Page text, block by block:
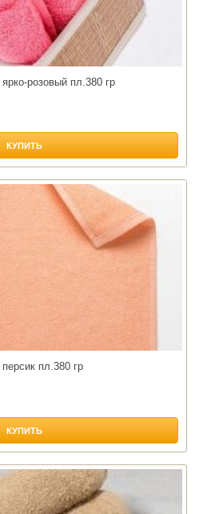
розовый пл.380 гр
КУПИТЬ
пл.380 гр
КУПИТЬ